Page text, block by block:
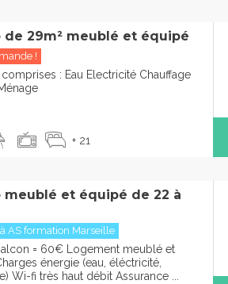
de 29m² meublé et équipé
!
: Eau Electricité Chauffage
+ 21
meublé et équipé de 22 à
AS formation Marseille
= 60€ Logement meublé et
énergie (eau, éléctricité,
Wi-fi très haut débit Assurance ...